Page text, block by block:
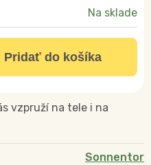
Na sklade
Pridať do košíka
vzpruží na tele i na
Sonnentor